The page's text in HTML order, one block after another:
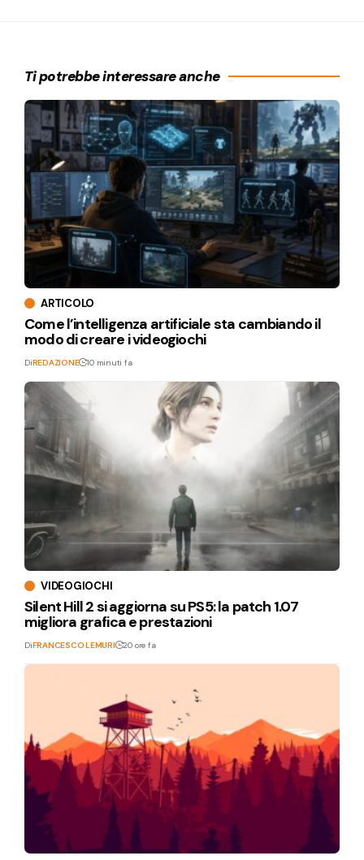
Ti potrebbe interessare anche
ARTICOLO
Come l’intelligenza artificiale sta cambiando il
modo di creare i videogiochi
DiREDAZIONE 10 minuti fa
VIDEOGIOCHI
Silent Hill 2 si aggiorna su PS5: la patch 1.07
migliora grafica e prestazioni
DiFRANCESCO LEMURI 20 ore fa